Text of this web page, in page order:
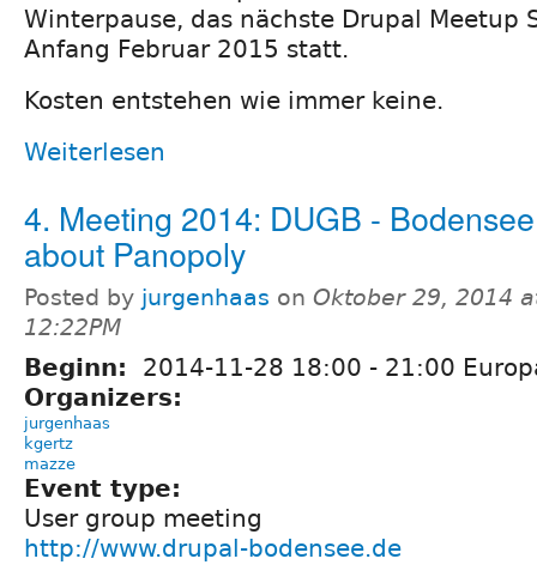
Winterpause, das nächste Drupal Meetup
Anfang Februar 2015 statt.
Kosten entstehen wie immer keine.
Weiterlesen
4. Meeting 2014: DUGB -
about Panopoly
Posted by jurgenhaas on Oktober 29, 2014
12:22PM
Beginn: 2014-11-28 18:00 - 21:00
Organizers:
jurgenhaas
kgertz
mazze
Event type:
User group meeting
http://www.drupal-bodensee.de